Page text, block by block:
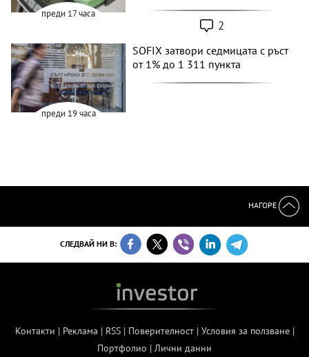
преди 17 часа
2
преди 19 часа
SOFIX затвори седмицата с ръст
от 1% до 1 311 пункта
НАГОРЕ
СЛЕДВАЙ НИ В:
Контакти | Реклама | RSS| Поверителност| Условия за ползване|
Портфолио | Лични данни